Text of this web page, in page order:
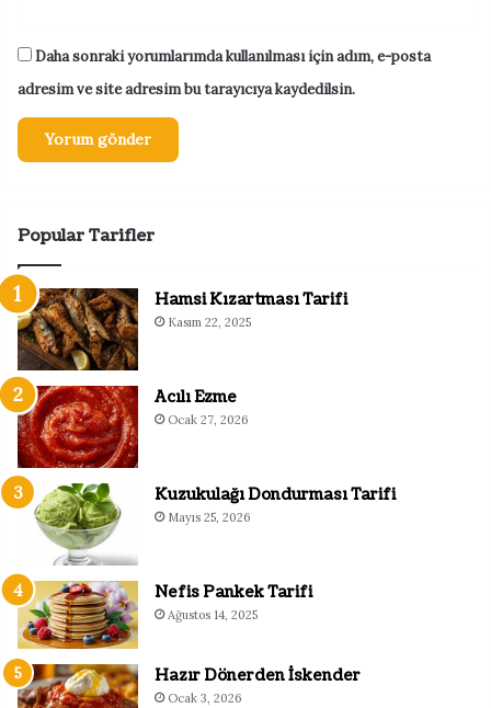
Daha sonraki yorumlarımda kullanılması için adım, e-posta
adresim ve site adresim bu tarayıcıya kaydedilsin.
Popular Tarifler
Hamsi Kızartması Tarifi
Kasım 22, 2025
Acılı Ezme
Ocak 27, 2026
Kuzukulağı Dondurması Tarifi
Mayıs 25, 2026
Nefis Pankek Tarifi
Ağustos 14, 2025
Hazır Dönerden İskender
Ocak 3, 2026